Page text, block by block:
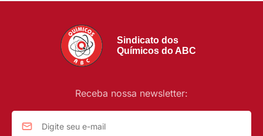
Sindicato dos
Químicos do ABC
Receba nossa newsletter: